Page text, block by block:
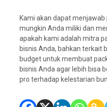
Kami akan dapat
mungkin Anda miliki dan
apakah kami adalah mitra
bisnis Anda, bahkan terkait
budget untuk membuat
bisnis Anda agar lebih bisa
pro terhadap kelestarian